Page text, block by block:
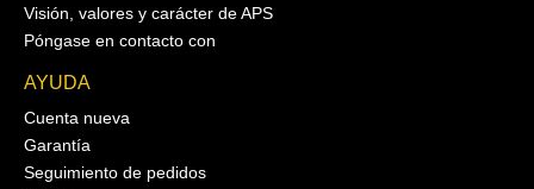
Visión, valores y carácter de APS
Póngase en contacto con
AYUDA
Cuenta nueva
Garantía
Seguimiento de pedidos